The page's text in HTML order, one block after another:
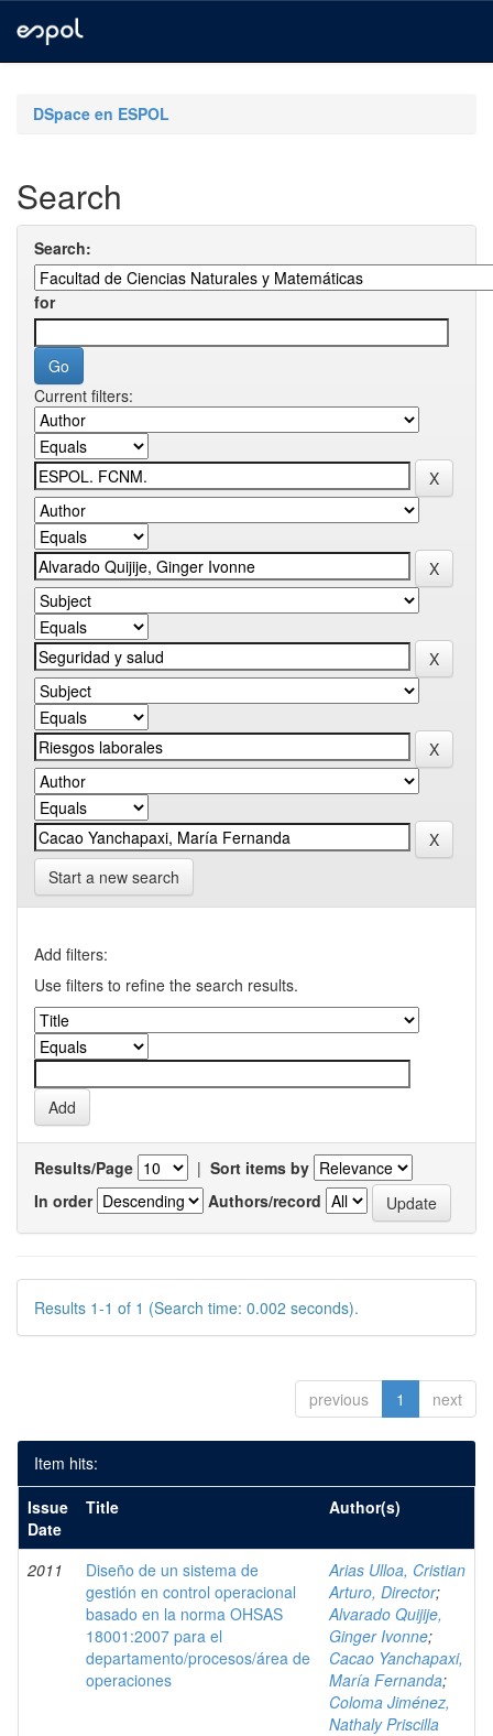
navigationDSpace en ESPOL
Search
Search:
for
Current filters:
Start a new search
Add filters:
Use filters to refine the search results.
Results/Page | Sort items by
In order
Authors/record
Results 1-1 of 1 (Search time: 0.002 seconds).
previous 1 next
Item hits:
Issue
Date
Title Author(s)
2011
Diseño de un sistema de
gestión en control operacional
basado en la norma OHSAS
18001:2007 para el
departamento/procesos/área de
operaciones
Arias Ulloa, Cristian
Arturo, Director;
Alvarado Quijije,
Ginger Ivonne;
Cacao Yanchapaxi,
María Fernanda;
Coloma Jiménez,
Nathaly Priscilla